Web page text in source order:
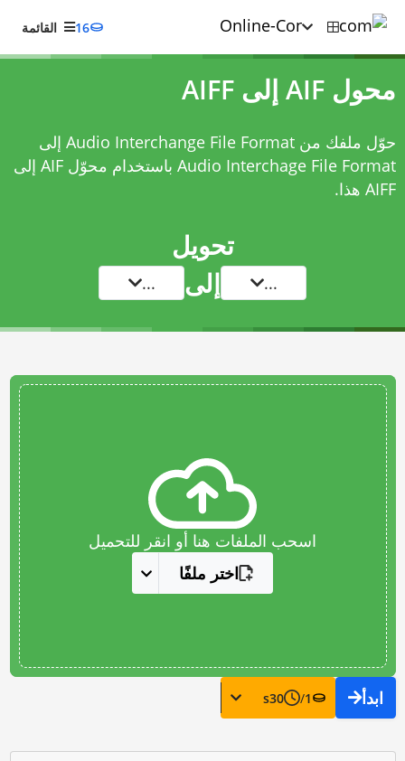
16 القائمة
محول AIF إلى AIFF
حوّل ملفك من Audio Interchange File Format إلى
Audio Interchage File Format باستخدام
محوّل AIF إلى
AIFFهذا.
تحويل
... إلى ...
اسحب الملفات هنا أو انقر للتحميل
اختر ملفًا
ابدأ 1
/
30
s